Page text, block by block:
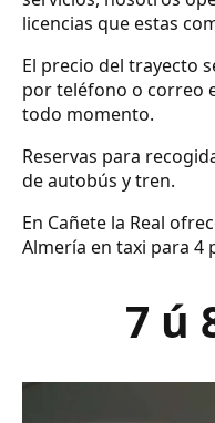
licencias que estas
El precio del trayecto
por teléfono o correo
todo momento.
Reservas para
de autobús y tren.
En Cañete la Real
Almería en taxi para 4
7 ú